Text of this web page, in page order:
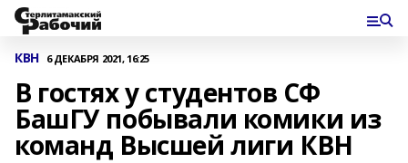
КВН 6 ДЕКАБРЯ 2021, 16:25
В гостях у студентов СФ
БашГУ побывали комики из
команд Высшей лиги КВН